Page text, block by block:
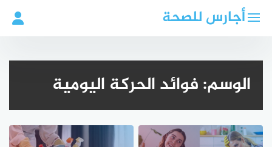
أجارس للصحة
الوسم:فوائد الحركة اليومية